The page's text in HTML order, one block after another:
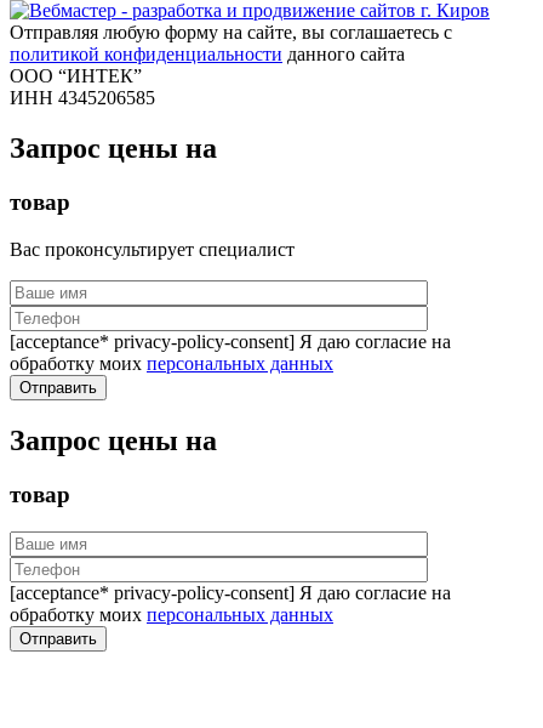
Отправляя любую форму на сайте, вы соглашаетесь с
политикой конфиденциальности данного сайта
ООО “ИНТЕК”
ИНН 4345206585
Запрос цены на
товар
Вас проконсультирует специалист
[acceptance* privacy-policy-consent] Я даю согласие на
обработку моих персональных данных
Запрос цены на
товар
[acceptance* privacy-policy-consent] Я даю согласие на
обработку моих персональных данных